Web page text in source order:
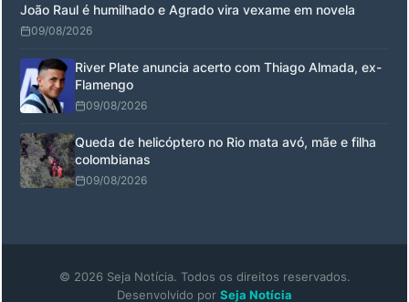
João Raul é humilhado e Agrado vira vexame em novela
09/08/2026
River Plate anuncia acerto com Thiago Almada, ex-
Flamengo
09/08/2026
Queda de helicóptero no Rio mata avó, mãe e filha
colombianas
09/08/2026
© 2026 Seja Notícia. Todos os direitos reservados.
Desenvolvido por Seja Notícia